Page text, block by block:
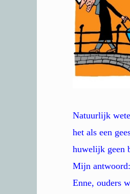
Natuurlijk
het als een
huwelijk geen
Mijn
Enne, ouders